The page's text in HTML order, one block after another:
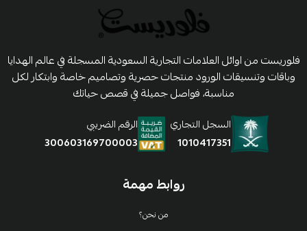
روابط مهمة
من نحن؟
فلوريست من اوائل العلامات التجارية السعودية المسجلة في عالم الهدايا
وباقات وتنسيقات الورود منتجات حصرية وتصاميم خاصة وابتكار لكل
مناسبة، فواصل جميلة في قصص حياتك
السجل التجاري
1010417351
الرقم الضريبي
300603169700003